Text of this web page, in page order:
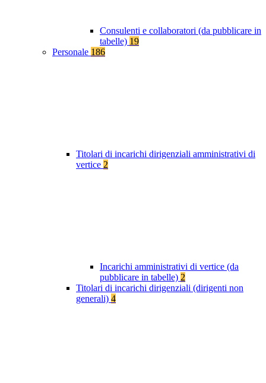
Consulenti e collaboratori (da pubblicare in
tabelle) 19
Personale 186
Titolari di incarichi dirigenziali amministrativi di
vertice 2
Incarichi amministrativi di vertice (da
pubblicare in tabelle) 2
Titolari di incarichi dirigenziali (dirigenti non
generali) 4